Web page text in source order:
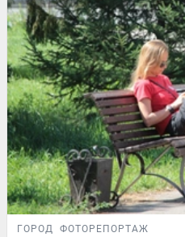
ГОРОД ФОТОРЕПОРТАЖ